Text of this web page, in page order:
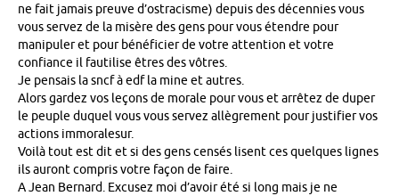
ne fait jamais preuve d’ostracisme) depuis des décennies vous
vous servez de la misère des gens pour vous étendre pour
manipuler et pour bénéficier de votre attention et votre
confiance il fautilise êtres des vôtres.
Je pensais la sncf à edf la mine et autres.
Alors gardez vos leçons de morale pour vous et arrêtez de duper
le peuple duquel vous vous servez allègrement pour justifier vos
actions immoralesur.
Voilà tout est dit et si des gens censés lisent ces quelques lignes
ils auront compris votre façon de faire.
A Jean Bernard. Excusez moi d’avoir été si long mais je ne